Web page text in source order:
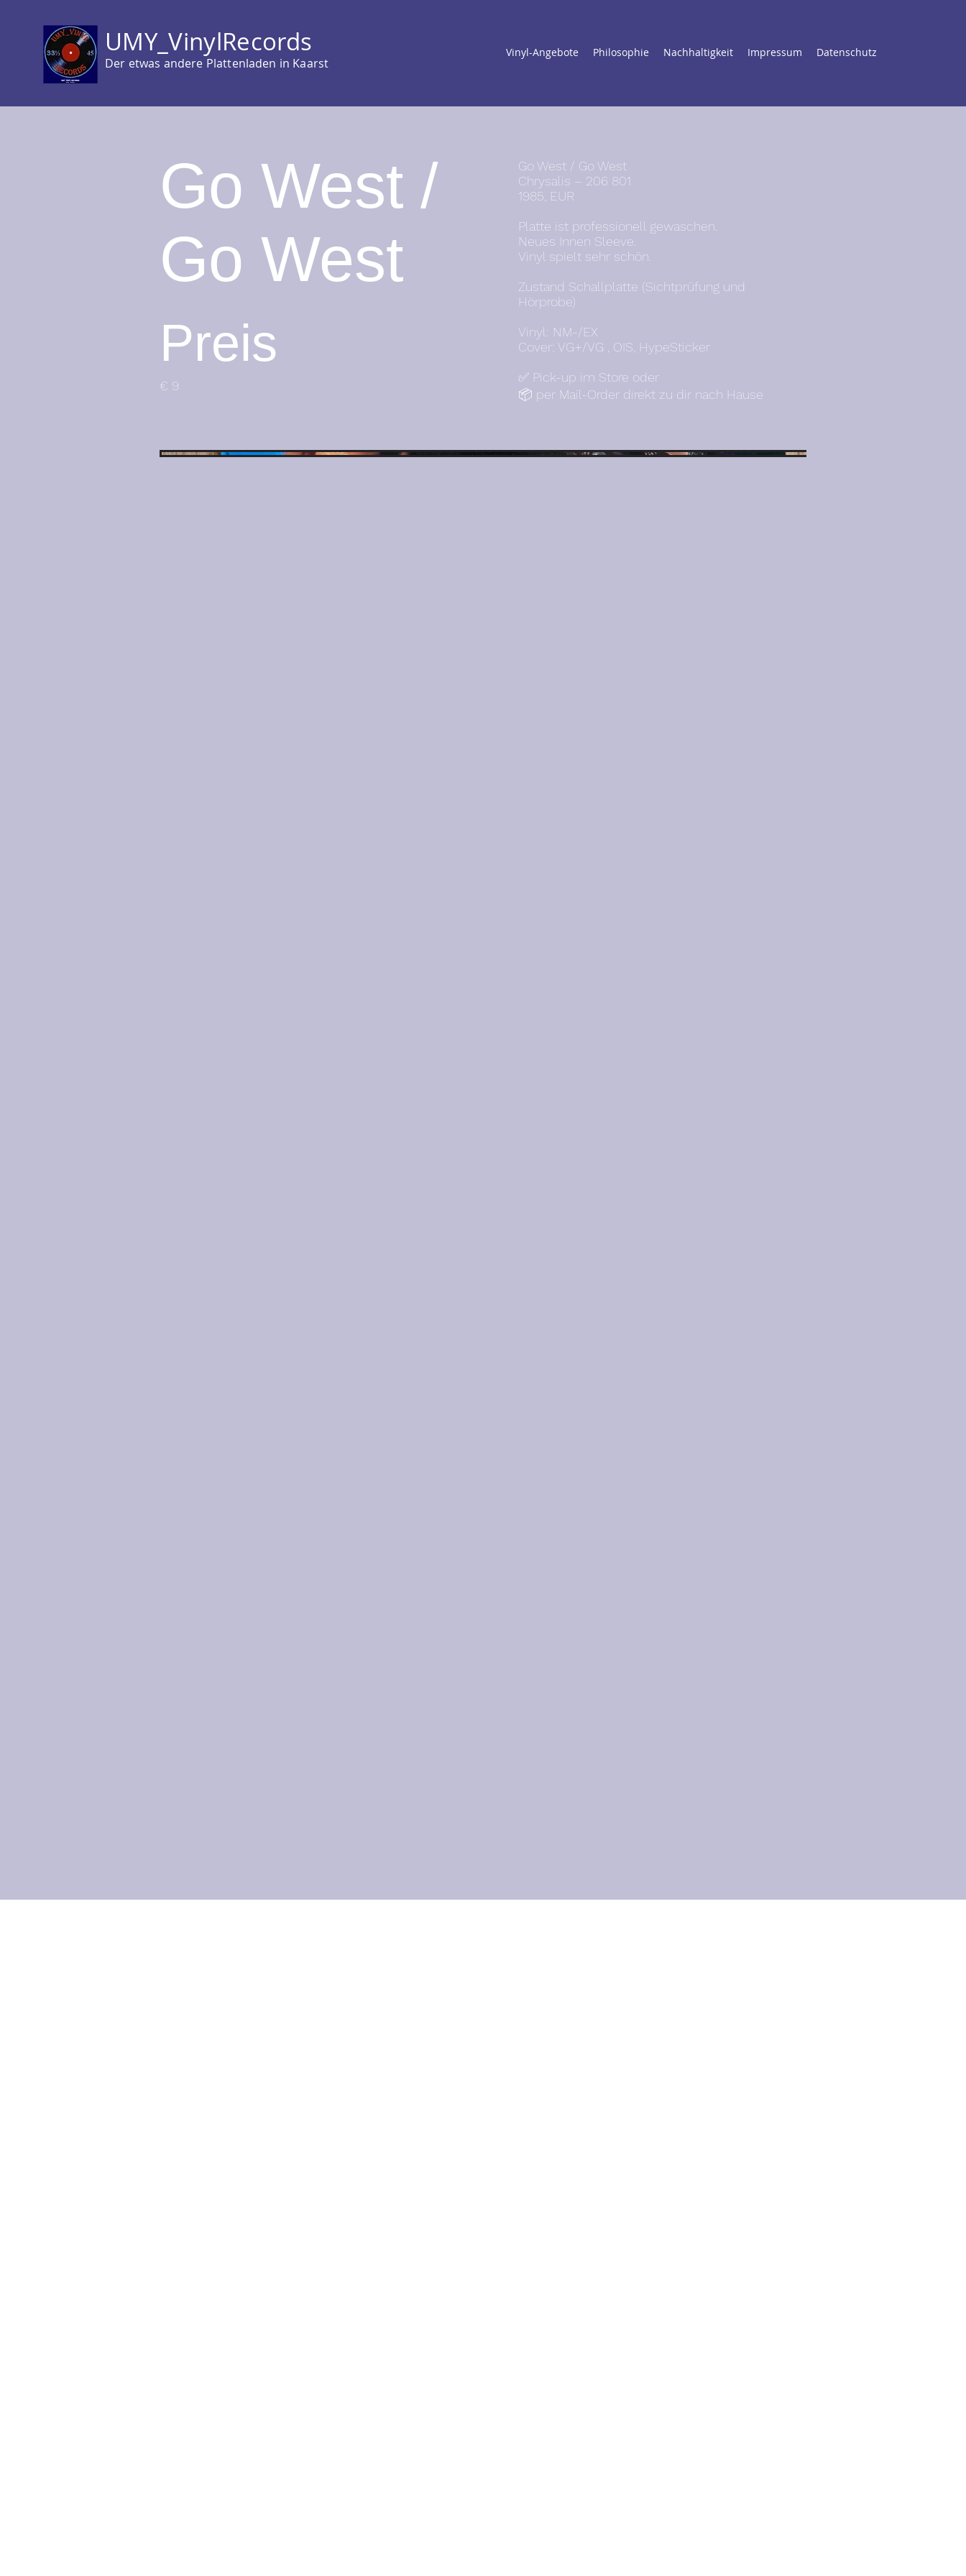
UMY_VinylRecords
Der etwas andere Plattenladen in Kaarst
Vinyl-Angebote Philosophie Nachhaltigkeit Impressum Datenschutz
Go West /
Go West
Preis
€ 9
Go West / Go West
Chrysalis – 206 801
1985, EUR
Platte ist professionell gewaschen.
Neues Innen Sleeve.
Vinyl spielt sehr schön.
Zustand Schallplatte (Sichtprüfung und
Hörprobe)
Vinyl: NM-/EX
Cover: VG+/VG , OIS, HypeSticker
✅ Pick-up im Store oder
📦 per Mail-Order direkt zu dir nach Hause